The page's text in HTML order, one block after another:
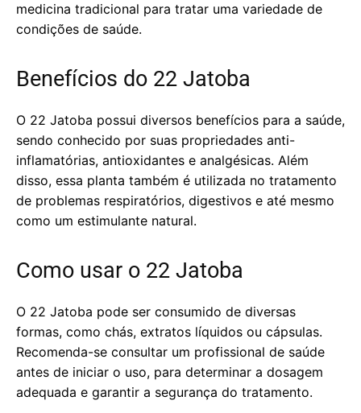
medicina tradicional para tratar uma variedade de
condições de saúde.
Benefícios do 22 Jatoba
O 22 Jatoba possui diversos benefícios para a saúde,
sendo conhecido por suas propriedades anti-
inflamatórias, antioxidantes e analgésicas. Além
disso, essa planta também é utilizada no tratamento
de problemas respiratórios, digestivos e até mesmo
como um estimulante natural.
Como usar o 22 Jatoba
O 22 Jatoba pode ser consumido de diversas
formas, como chás, extratos líquidos ou cápsulas.
Recomenda-se consultar um profissional de saúde
antes de iniciar o uso, para determinar a dosagem
adequada e garantir a segurança do tratamento.